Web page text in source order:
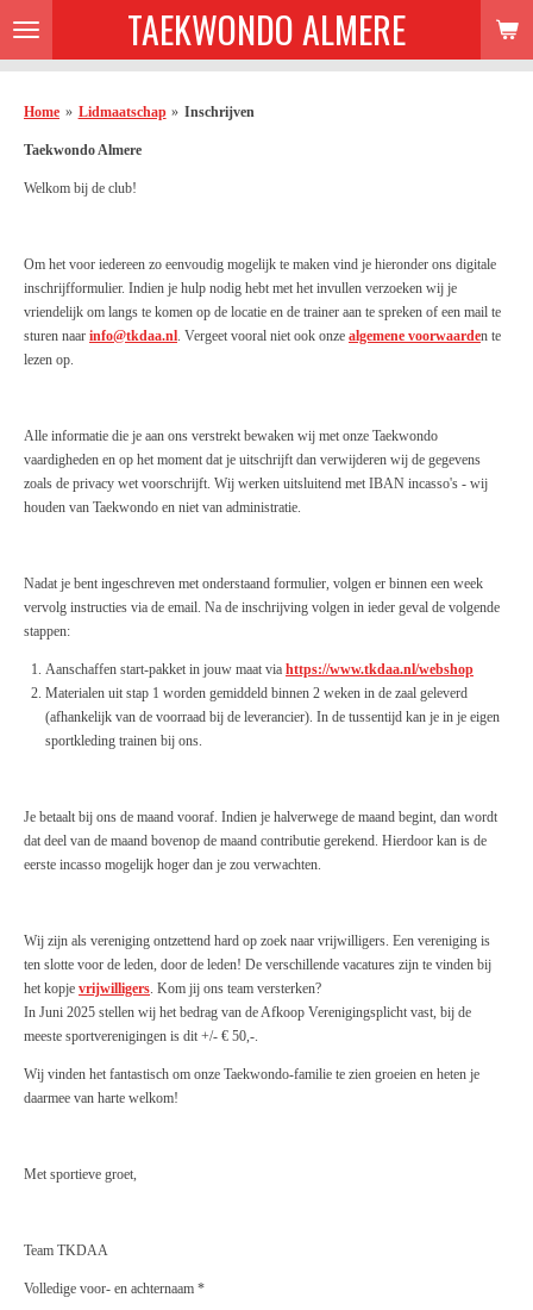
Ga
naar
hoofdinhoud
TAEKWONDO ALMERE
Home » Lidmaatschap » Inschrijven
Taekwondo Almere
Welkom bij de club!
Om het voor iedereen zo eenvoudig mogelijk te maken vind je hieronder ons digitale
inschrijfformulier. Indien je hulp nodig hebt met het invullen verzoeken wij je
vriendelijk om langs te komen op de locatie en de trainer aan te spreken of een mail te
sturen naar info@tkdaa.nl. Vergeet vooral niet ook onze algemene voorwaarden te
lezen op.
Alle informatie die je aan ons verstrekt bewaken wij met onze Taekwondo
vaardigheden en op het moment dat je uitschrijft dan verwijderen wij de gegevens
zoals de privacy wet voorschrijft. Wij werken uitsluitend met IBAN incasso's - wij
houden van Taekwondo en niet van administratie.
Nadat je bent ingeschreven met onderstaand formulier, volgen er binnen een week
vervolg instructies via de email. Na de inschrijving volgen in ieder geval de volgende
stappen:
Aanschaffen start-pakket in jouw maat via https://www.tkdaa.nl/webshop
Materialen uit stap 1 worden gemiddeld binnen 2 weken in de zaal geleverd
(afhankelijk van de voorraad bij de leverancier). In de tussentijd kan je in je eigen
sportkleding trainen bij ons.
Je betaalt bij ons de maand vooraf. Indien je halverwege de maand begint, dan wordt
dat deel van de maand bovenop de maand contributie gerekend. Hierdoor kan is de
eerste incasso mogelijk hoger dan je zou verwachten.
Wij zijn als vereniging ontzettend hard op zoek naar vrijwilligers. Een vereniging is
ten slotte voor de leden, door de leden! De verschillende vacatures zijn te vinden bij
het kopje vrijwilligers. Kom jij ons team versterken?
In Juni 2025 stellen wij het bedrag van de Afkoop Verenigingsplicht vast, bij de
meeste sportverenigingen is dit +/- € 50,-.
Wij vinden het fantastisch om onze Taekwondo-familie te zien groeien en heten je
daarmee van harte welkom!
Met sportieve groet,
Team TKDAA
Volledige voor- en achternaam *